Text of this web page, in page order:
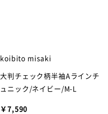
koibito misaki
大判チェック柄半袖Aラインチ
ュニック/ネイビー/M-L
￥7,590